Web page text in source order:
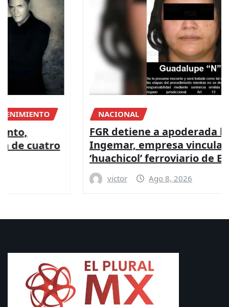
NACIONAL
FGR detiene a apoderada legal de
Ingemar, empresa vinculada a red de
‘huachicol’ ferroviario de Ernesto Ruffo
Ago 8, 2026